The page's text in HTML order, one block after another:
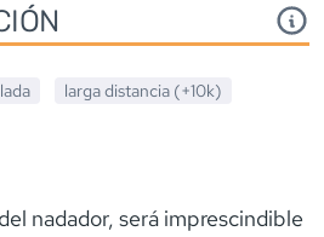
larga distancia (+10k)
nadador, será imprescindible